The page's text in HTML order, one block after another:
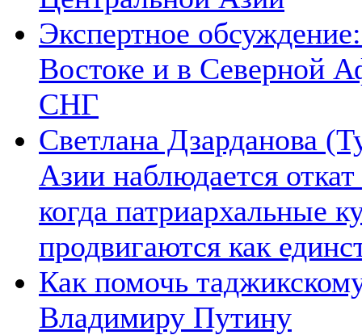
Экспертное
Востоке и в Северной
СНГ
Светлана Дзарданова
Азии наблюдается
когда патриархальные
продвигаются как
Как помочь
Владимиру Путину